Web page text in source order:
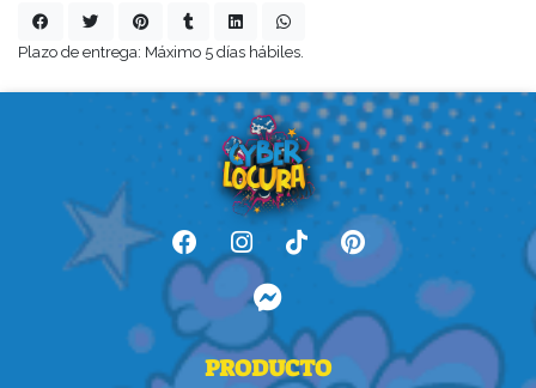
Plazo de entrega: Máximo 5 días hábiles.
PRODUCTO